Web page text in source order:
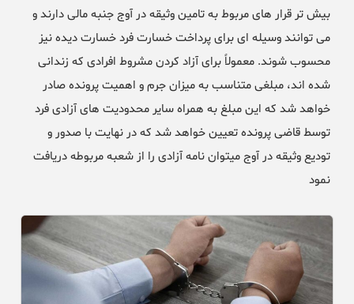
بیش تر قرار های مربوط به تامین وثیقه در آوج جنبه مالی دارند و
می توانند وسیله ای برای پرداخت خسارت فرد خسارت دیده نیز
محسوب شوند. معمولاً برای آزاد کردن مشروط افرادی که زندانی
شده اند، مبلغی متناسب به میزان جرم و اهمیت پرونده صادر
خواهد شد که این مبلغ به همراه سایر محدودیت های آزادی فرد
توسط قاضی پرونده تعیین خواهد شد که در نهایت با صدور و
تودیع وثیقه در آوج میتوان نامه آزادی را از شعبه مربوطه دریافت
نمود